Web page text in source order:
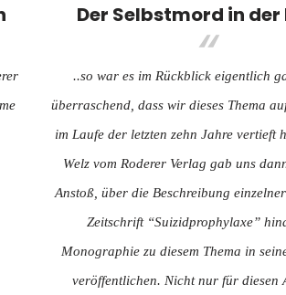
Der Selbstmord in der
..so war es im Rückblick eigentlich
überraschend, dass wir dieses Thema
im Laufe der letzten zehn Jahre vertieft
Welz vom Roderer Verlag gab uns
Anstoß, über die Beschreibung
Zeitschrift “Suizidprophylaxe”
Monographie zu diesem Thema in
veröffentlichen. Nicht nur für diesen